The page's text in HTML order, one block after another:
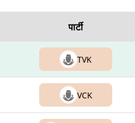
पार्टी
TVK
VCK